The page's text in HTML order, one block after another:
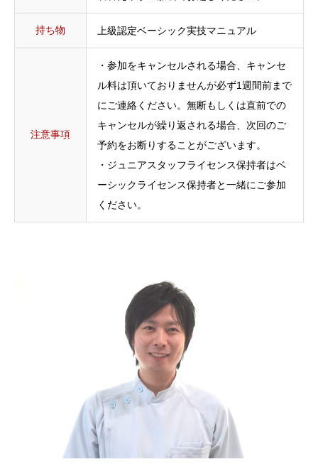
持ち物 上級認定ベーシック実技マニュアル
注意事項
・参加をキャンセルされる場合、キャンセ
ル料は頂いておりませんが必ず1週間前まで
にご連絡ください。無断もしくは直前での
キャンセルが繰り返される場合、次回のご
予約をお断りすることがございます。
・ジュニアスタッフライセンス保持者はベ
ーシックライセンス保持者と一緒にご参加
ください。